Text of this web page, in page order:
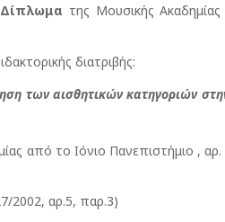
της Μουσικής
διατριβής:
των αισθητικών κατηγοριών
από το Ιόνιο Πανεπιστήμιο ,
αρ.5, παρ.3)